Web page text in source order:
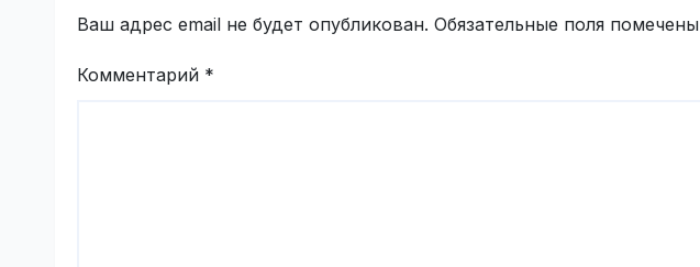
Ваш адрес email не будет опубликован. Обязательные поля помечены
Комментарий *